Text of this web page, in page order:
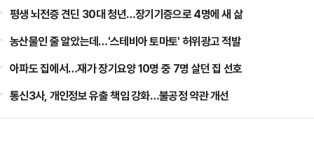
평생 뇌전증 견딘 30대 청년…장기기증으로 4명에 새 삶
농산물인 줄 알았는데…'스테비아 토마토' 허위광고 적발
아파도 집에서…재가 장기요양 10명 중 7명 살던 집 선호
통신3사, 개인정보 유출 책임 강화…불공정 약관 개선